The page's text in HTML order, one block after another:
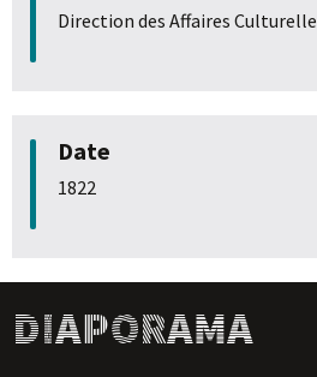
Direction des Affaires
Date
1822
Diaporama